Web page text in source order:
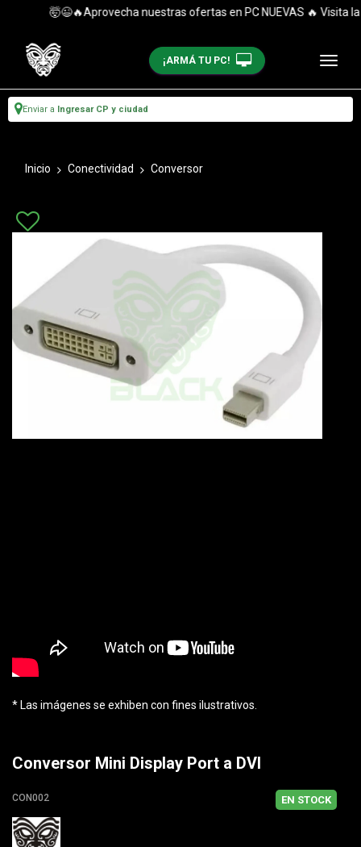
🤯😉🔥Aprovecha nuestras ofertas en PC NUEVAS 🔥 Visita
¡ARMÁ TU PC!
Enviar a Ingresar CP y ciudad
Inicio Conectividad Conversor
* Las imágenes se exhiben con fines ilustrativos.
Conversor Mini Display Port a DVI
CON002 EN STOCK